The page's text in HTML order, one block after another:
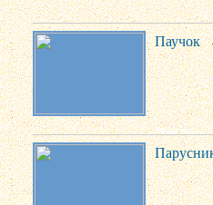
Паучок